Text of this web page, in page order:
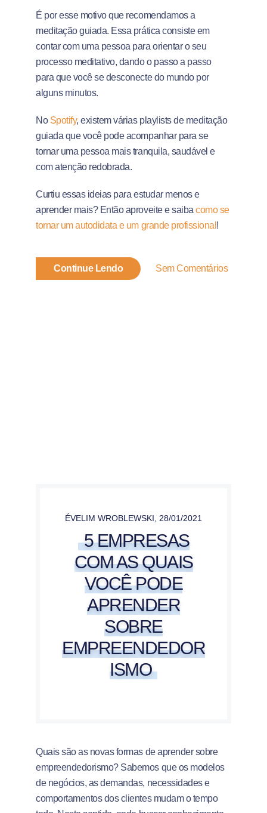
É por esse motivo que recomendamos a
meditação guiada. Essa prática consiste em
contar com uma pessoa para orientar o seu
processo meditativo, dando o passo a passo
para que você se desconecte do mundo por
alguns minutos.
No Spotify, existem várias playlists de meditação
guiada que você pode acompanhar para se
tornar uma pessoa mais tranquila, saudável e
com atenção redobrada.
Curtiu essas ideias para estudar menos e
aprender mais? Então aproveite e saiba como se
tornar um autodidata e um grande profissional !
Continue Lendo Sem Comentários
ÉVELIM WROBLEWSKI 28/01/2021
5 EMPRESAS
COM AS QUAIS
VOCÊ PODE
APRENDER
SOBRE
EMPREENDEDOR
ISMO
Quais são as novas formas de aprender sobre
empreendedorismo? Sabemos que os modelos
de negócios, as demandas, necessidades e
comportamentos dos clientes mudam o tempo